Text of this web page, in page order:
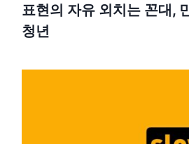
표현의 자유 외치는 꼰대,
청년